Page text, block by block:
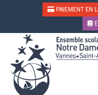
PAIEMENT EN